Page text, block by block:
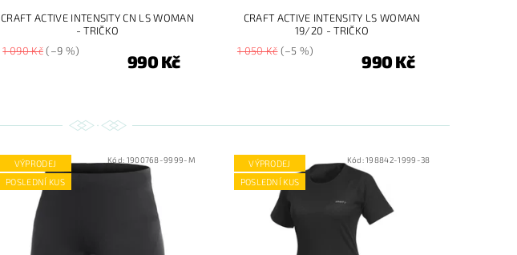
CRAFT ACTIVE INTENSITY CN LS WOMAN
- TRIČKO
1 090 Kč(–9 %)
990 Kč
CRAFT ACTIVE INTENSITY LS WOMAN
19/20 - TRIČKO
1 050 Kč(–5 %)
990 Kč
VÝPRODEJ
POSLEDNÍ KUS
Kód: 1900768-9999-M
VÝPRODEJ
POSLEDNÍ KUS
Kód:198842-1999-38